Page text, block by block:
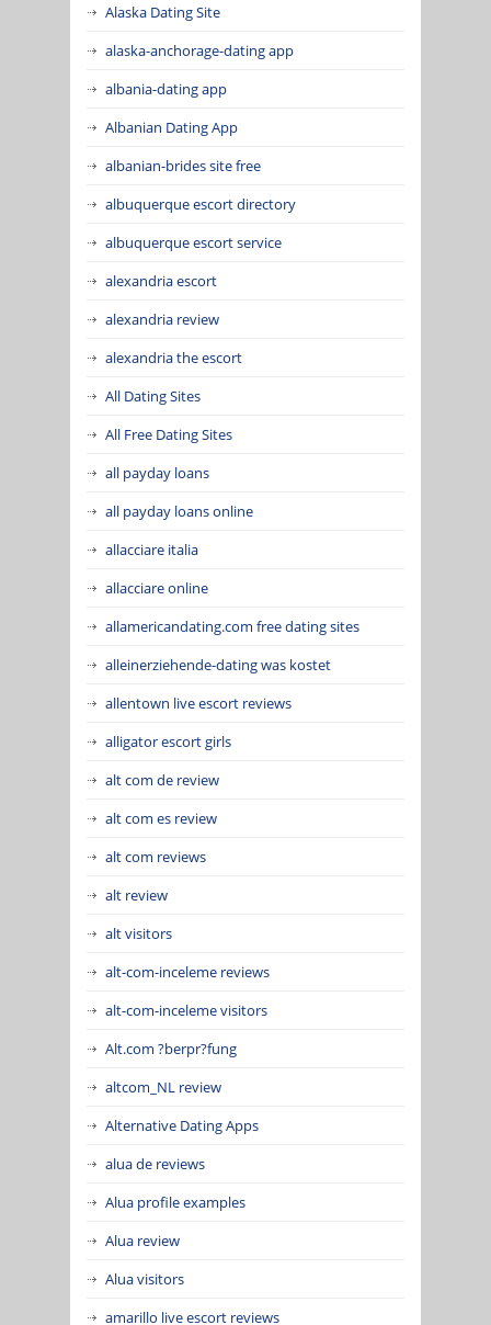
Alaska Dating Site
alaska-anchorage-dating app
albania-dating app
Albanian Dating App
albanian-brides site free
albuquerque escort directory
albuquerque escort service
alexandria escort
alexandria review
alexandria the escort
All Dating Sites
All Free Dating Sites
all payday loans
all payday loans online
allacciare italia
allacciare online
allamericandating.com free dating sites
alleinerziehende-dating was kostet
allentown live escort reviews
alligator escort girls
alt com de review
alt com es review
alt com reviews
alt review
alt visitors
alt-com-inceleme reviews
alt-com-inceleme visitors
Alt.com ?berpr?fung
altcom_NL review
Alternative Dating Apps
alua de reviews
Alua profile examples
Alua review
Alua visitors
amarillo live escort reviews